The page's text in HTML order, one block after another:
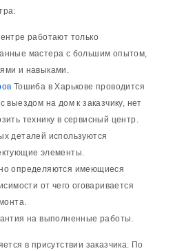
работают только
мастера с большим опытом,
и навыками.
Тошиба в Харькове проводится
выездом на дом к заказчику, нет
технику в сервисный центр.
деталей используются
элементы.
определяются имеющиеся
от чего оговаривается
на выполненные работы.
в присутствии заказчика. По